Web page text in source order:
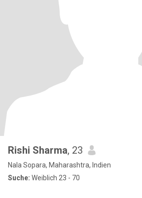
Rishi Sharma, 23
Nala Sopara, Maharashtra, Indien
Suche: Weiblich 23 - 70